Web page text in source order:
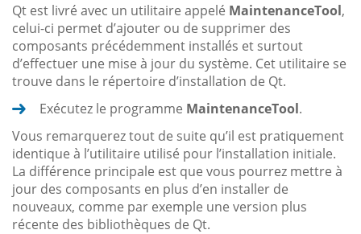
Qt est livré avec un utilitaire appelé MaintenanceTool,
celui-ci permet d’ajouter ou de supprimer des
composants précédemment installés et surtout
d’effectuer une mise à jour du système. Cet utilitaire se
trouve dans le répertoire d’installation de Qt.
Exécutez le programme MaintenanceTool.
Vous remarquerez tout de suite qu’il est pratiquement
identique à l’utilitaire utilisé pour l’installation initiale.
La différence principale est que vous pourrez mettre à
jour des composants en plus d’en installer de
nouveaux, comme par exemple une version plus
récente des bibliothèques de Qt.